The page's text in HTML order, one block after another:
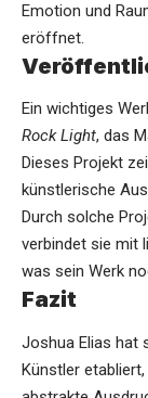
Emotion und
eröffnet.
Ein wichtiges
Rock Light, das
Dieses Projekt
künstlerische
Durch solche
verbindet sie mit
was sein Werk
Fazit
Joshua Elias hat
Künstler